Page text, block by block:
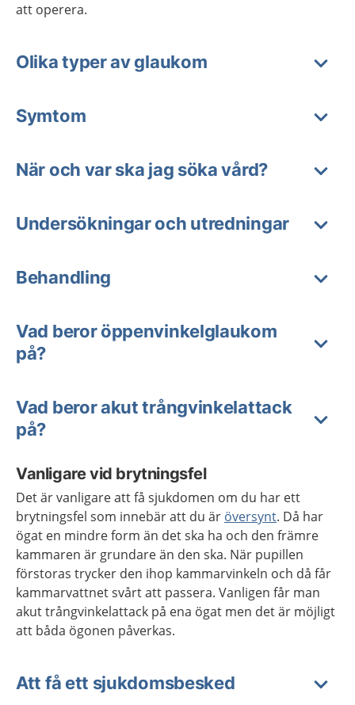
att operera.
Olika typer av glaukom
Symtom
När och var ska jag söka vård?
Undersökningar och utredningar
Behandling
Vad beror öppenvinkelglaukom
på?
Vad beror akut trångvinkelattack
på?
Vanligare vid brytningsfel
Det är vanligare att få sjukdomen om du har ett
brytningsfel som innebär att du är översynt. Då har
ögat en mindre form än det ska ha och den främre
kammaren är grundare än den ska. När pupillen
förstoras trycker den ihop kammarvinkeln och då får
kammarvattnet svårt att passera. Vanligen får man
akut trångvinkelattack på ena ögat men det är möjligt
att båda ögonen påverkas.
Att få ett sjukdomsbesked